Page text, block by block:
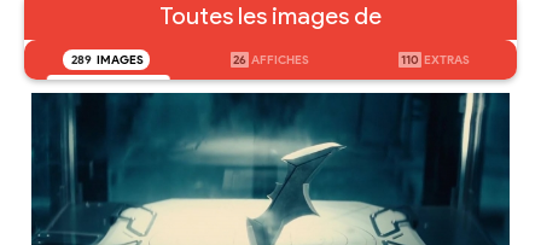
Toutes les images de
289 IMAGES 26 AFFICHES 110 EXTRAS